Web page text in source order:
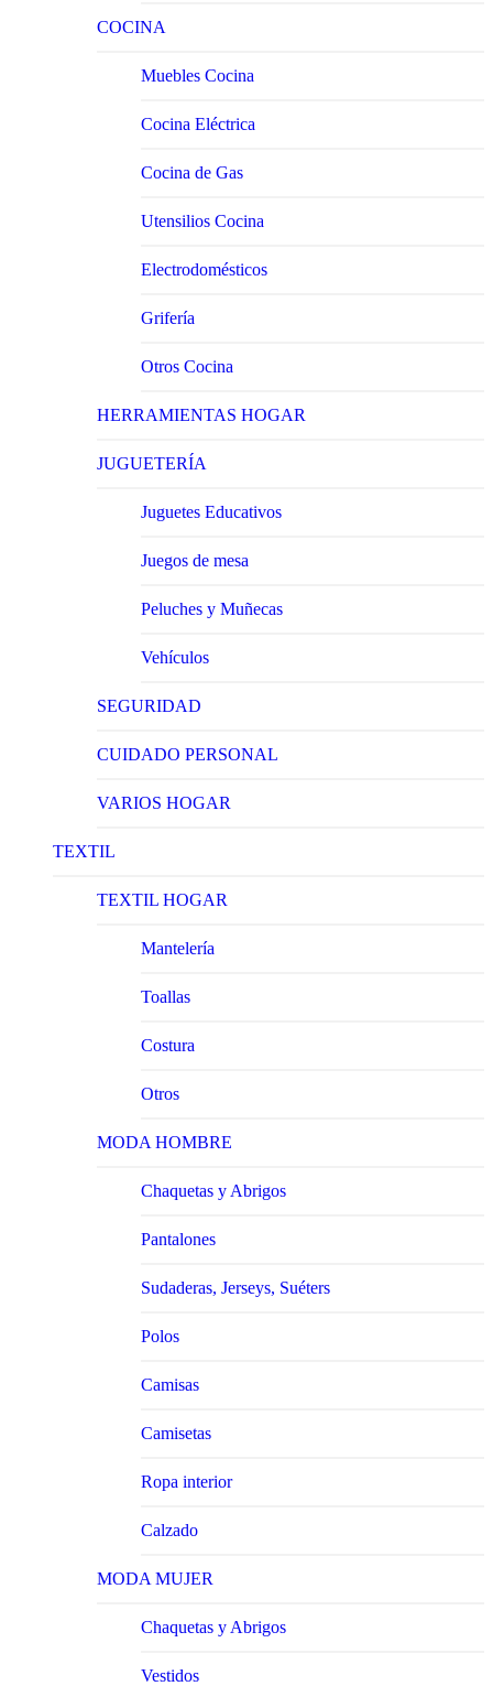
COCINA
Muebles Cocina
Cocina Eléctrica
Cocina de Gas
Utensilios Cocina
Electrodomésticos
Grifería
Otros Cocina
HERRAMIENTAS HOGAR
JUGUETERÍA
Juguetes Educativos
Juegos de mesa
Peluches y Muñecas
Vehículos
SEGURIDAD
CUIDADO PERSONAL
VARIOS HOGAR
TEXTIL
TEXTIL HOGAR
Mantelería
Toallas
Costura
Otros
MODA HOMBRE
Chaquetas y Abrigos
Pantalones
Sudaderas, Jerseys, Suéters
Polos
Camisas
Camisetas
Ropa interior
Calzado
MODA MUJER
Chaquetas y Abrigos
Vestidos